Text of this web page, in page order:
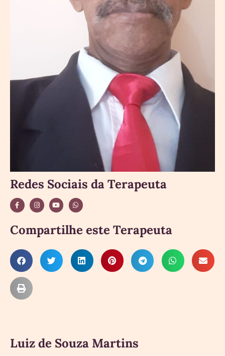
Redes Sociais da Terapeuta
Compartilhe este Terapeuta
Luiz de Souza Martins